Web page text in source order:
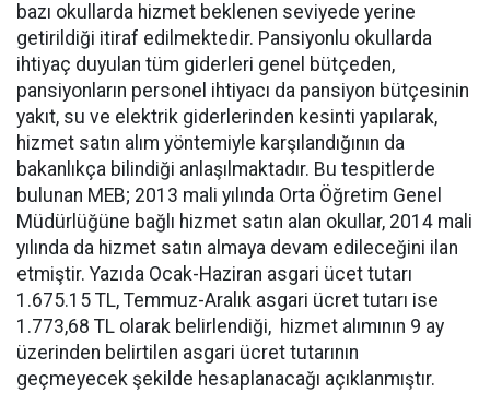
bazı okullarda hizmet beklenen seviyede yerine
getirildiği itiraf edilmektedir. Pansiyonlu okullarda
ihtiyaç duyulan tüm giderleri genel bütçeden,
pansiyonların personel ihtiyacı da pansiyon bütçesinin
yakıt, su ve elektrik giderlerinden kesinti yapılarak,
hizmet satın alım yöntemiyle karşılandığının da
bakanlıkça bilindiği anlaşılmaktadır. Bu tespitlerde
bulunan MEB; 2013 mali yılında Orta Öğretim Genel
Müdürlüğüne bağlı hizmet satın alan okullar, 2014 mali
yılında da hizmet satın almaya devam edileceğini ilan
etmiştir. Yazıda Ocak-Haziran asgari ücet tutarı
1.675.15 TL, Temmuz-Aralık asgari ücret tutarı ise
1.773,68 TL olarak belirlendiği, hizmet alımının 9 ay
üzerinden belirtilen asgari ücret tutarının
geçmeyecek şekilde hesaplanacağı açıklanmıştır.